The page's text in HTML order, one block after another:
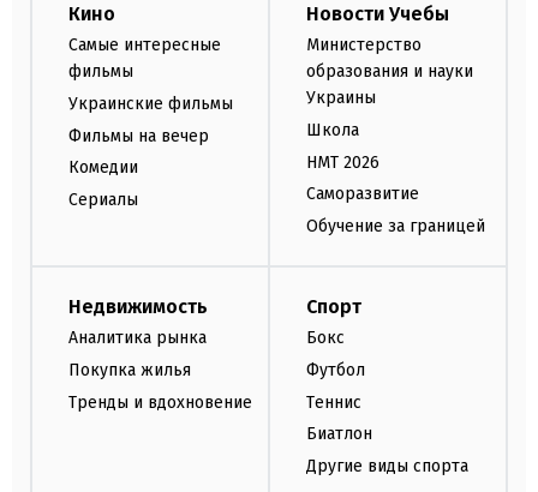
Кино
Самые интересные
фильмы
Украинские фильмы
Фильмы на вечер
Комедии
Сериалы
Новости Учебы
Министерство
образования и науки
Украины
Школа
НМТ 2026
Саморазвитие
Обучение за границей
Недвижимость
Аналитика рынка
Покупка жилья
Тренды и вдохновение
Спорт
Бокс
Футбол
Теннис
Биатлон
Другие виды спорта